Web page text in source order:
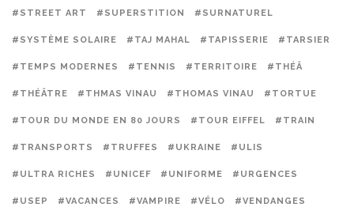
#STREET ART #SUPERSTITION #SURNATUREL
#SYSTÈME SOLAIRE #TAJ MAHAL #TAPISSERIE #TARSIER
#TEMPS MODERNES #TENNIS #TERRITOIRE #THÉÂ
#THÉÂTRE #THMAS VINAU #THOMAS VINAU #TORTUE
#TOUR DU MONDE EN 80 JOURS #TOUR EIFFEL #TRAIN
#TRANSPORTS #TRUFFES #UKRAINE #ULIS
#ULTRA RICHES #UNICEF #UNIFORME #URGENCES
#USEP #VACANCES #VAMPIRE #VÉLO #VENDANGES